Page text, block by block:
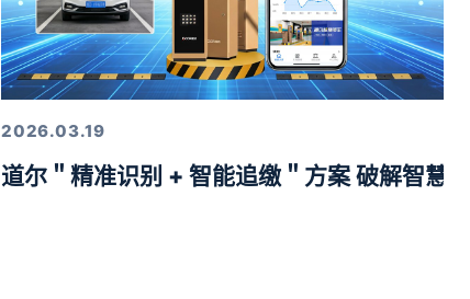
赛圆满举行
2026.03.19
道尔＂精准识别 + 智能追缴＂方案 破解智慧